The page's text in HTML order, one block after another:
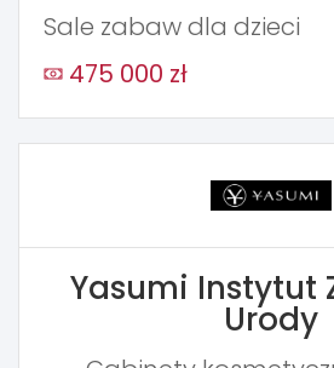
Sale zabaw dla dzieci
475 000 zł
Yasumi Instytut
Urody